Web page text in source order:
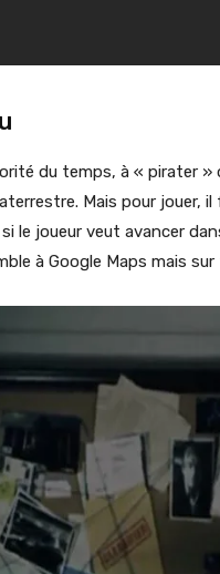
du temps, à « pirater »
Mais pour jouer,
le joueur veut avancer
à Google Maps mais